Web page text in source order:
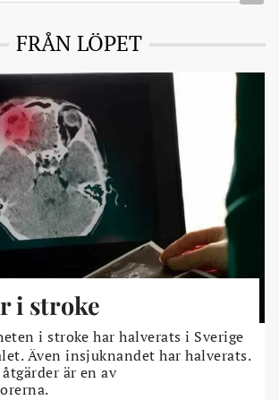
FRÅN LÖPET
i stroke
i stroke har halverats i Sverige
Även insjuknandet har halverats.
är en av